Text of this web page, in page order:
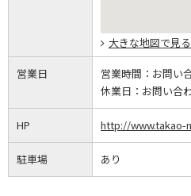
大きな地図で見る
営業日 営業時間： お問い
休業日： お問い合
HP http://www.takao-
駐車場 あり